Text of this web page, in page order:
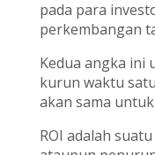
pada para
perkembangan
Kedua angka ini
kurun waktu
akan sama
ROI adalah